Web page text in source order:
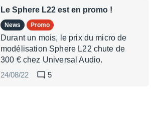
Le Sphere L22 est en promo !
News Promo
Durant un mois, le prix du micro de
modélisation Sphere L22 chute de
300 € chez Universal Audio.
24/08/22
5